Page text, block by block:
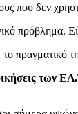
που δεν
πρόβλημα.
πραγματικό
των